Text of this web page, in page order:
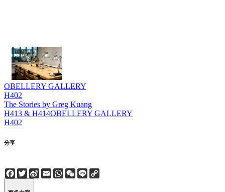
OBELLERY GALLERY
H402
The Stories by Greg Kuang
H413 & H414OBELLERY GALLERY
H402
分享
Facebook
Twitter
Sina
Weibo
EmailWhatsApp
WeChat
Line